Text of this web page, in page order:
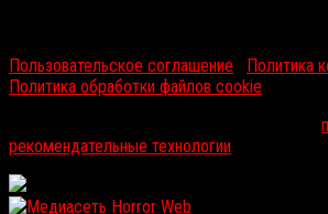
Пользовательское соглашение
Политика
Политика обработки файлов cookie
рекомендательные технологии